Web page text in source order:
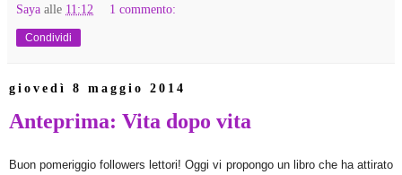
Saya alle 11:12 1 commento:
Condividi
giovedì 8 maggio 2014
Anteprima: Vita dopo vita
Buon pomeriggio followers lettori! Oggi vi propongo un libro che ha attirato